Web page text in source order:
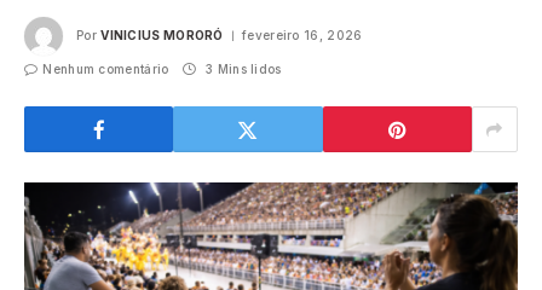
Por VINICIUS MORORÓ fevereiro 16, 2026
Nenhum comentário 3 Mins lidos